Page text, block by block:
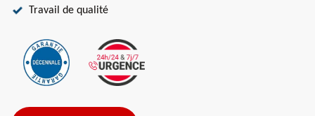
Travail de qualité